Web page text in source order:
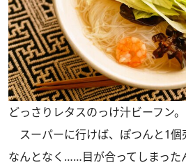
どっさりレタスのっけ汁ビーフン。
スーパーに行けば、ぽつんと1個
なんとなく……目が合ってしまった